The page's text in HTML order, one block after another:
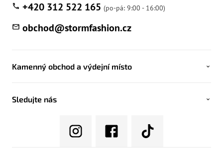
obchod@stormfashion.cz
+420 312 522 165
Kamenný obchod a výdejní místo
Sledujte nás